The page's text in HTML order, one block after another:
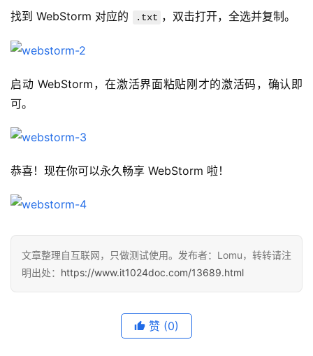
找到 WebStorm 对应的 .txt ，双击打开，全选并复制。
启动 WebStorm，在激活界面粘贴刚才的激活码，确认即
可。
恭喜！现在你可以永久畅享 WebStorm 啦！
文章整理自互联网，只做测试使用。发布者：Lomu，转转请注
明出处： https://www.it1024doc.com/13689.html
赞 (0)